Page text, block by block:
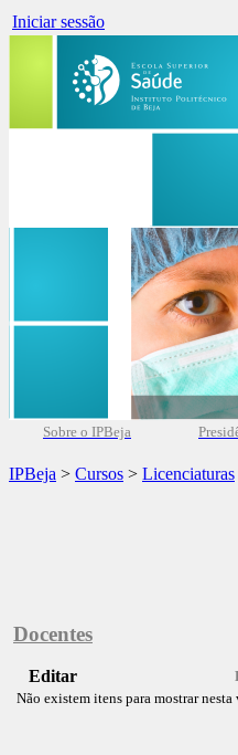
Iniciar sessão
Sobre o IPBeja
IPBeja > Cursos > Licenciaturas
Docentes
Editar
Não existem itens para mostrar